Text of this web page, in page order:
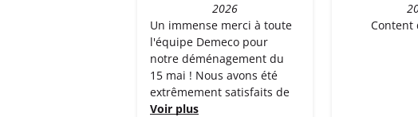
Un devis ?
Déménagements ABD Lons le Saunier
Fermé actuellement.
330 Bd Jules Ferry 39000 Lons-Le-Saunier
2026
Un immense merci à toute
l'équipe Demeco pour
notre déménagement du
15 mai ! Nous avons été
extrêmement satisfaits de
Voir plus
Content